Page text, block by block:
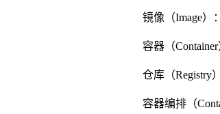
镜像（Image）
容器（
仓库（Registry
容器编排（